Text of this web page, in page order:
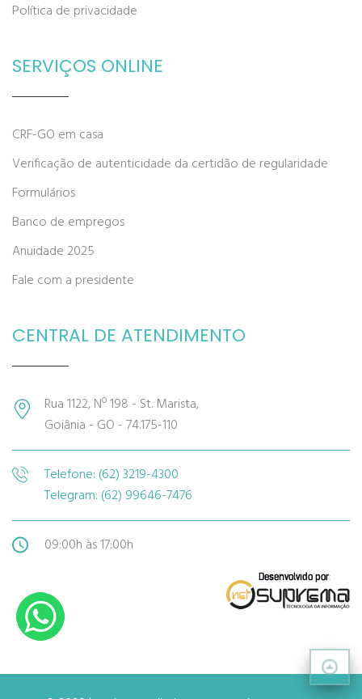
Política de privacidade
SERVIÇOS ONLINE
CRF-GO em casa
Verificação de autenticidade da certidão de regularidade
Formulários
Banco de empregos
Anuidade 2025
Fale com a presidente
CENTRAL DE ATENDIMENTO
Rua 1122, Nº 198 - St. Marista,
Goiânia - GO - 74.175-110
Telefone: (62) 3219-4300
Telegram: (62) 99646-7476
09:00h às 17:00h